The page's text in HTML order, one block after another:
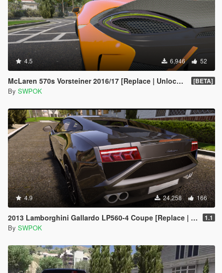
4.5 6,946 52
McLaren 570s Vorsteiner 2016/17 [Replace | Unlocked] [BETA]
By SWPOK
4.9 24,258 166
2013 Lamborghini Gallardo LP560-4 Coupe [Replace | Unlocked] 1.1
By SWPOK